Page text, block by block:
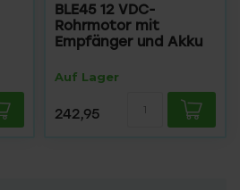
BLE45 12 VDC-
Rohrmotor mit
Empfänger und Akku
Auf Lager
242,95